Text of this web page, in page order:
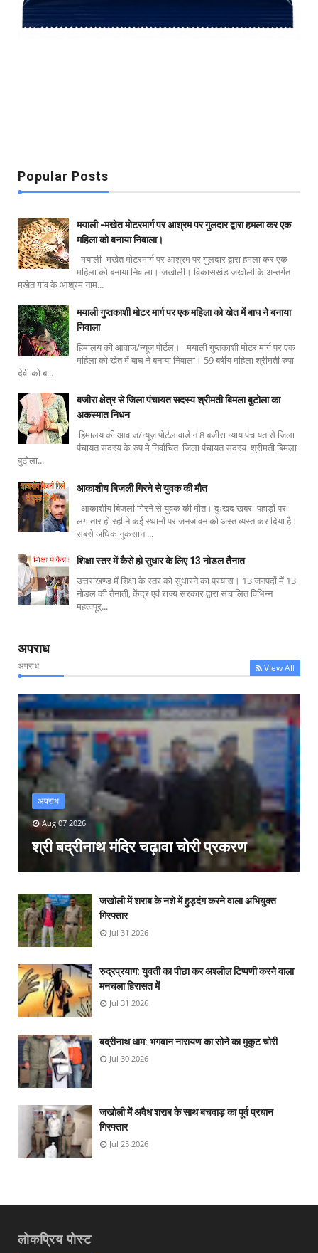
Popular Posts
मयाली -मखेत मोटरमार्ग पर आश्रम पर गुलदार द्वारा हमला कर एक
महिला को बनाया निवाला।
मयाली -मखेत मोटरमार्ग पर आश्रम पर गुलदार द्वारा हमला कर एक
महिला को बनाया निवाला। जखोली। विकासखंड जखोली के अन्तर्गत
मखेत गांव के आश्रम नाम...
मयाली गुप्तकाशी मोटर मार्ग पर एक महिला को खेत में बाघ ने बनाया
निवाला
हिमालय की आवाज/न्यूज पोर्टल। मयाली गुप्तकाशी मोटर मार्ग पर एक
महिला को खेत में बाघ ने बनाया निवाला। 59 बर्षीय महिला श्रीमती रुपा
देवी को ब...
बजीरा क्षेत्र से जिला पंचायत सदस्य श्रीमती बिमला बुटोला का
अकस्मात निधन
हिमालय की आवाज/न्यूज़ पोर्टल वार्ड नं 8 बजीरा न्याय पंचायत से जिला
पंचायत सदस्य के रुप मे निर्वाचित जिला पंचायत सदस्य श्रीमती बिमला
बुटोला...
आकाशीय बिजली गिरने से युवक की मौत
आकाशीय बिजली गिरने से युवक की मौत। दुःखद खबर- पहाड़ों पर
लगातार हो रही ने कई स्थानों पर जनजीवन को अस्त व्यस्त कर दिया है।
सबसे अधिक नुकसान ...
शिक्षा स्तर में कैसे हो सुधार के लिए 13 नोडल तैनात
उत्तराखण्ड में शिक्षा के स्तर को सुधारने का प्रयास। 13 जनपदों में 13
नोडल की तैनाती, केंद्र एवं राज्य सरकार द्वारा संचालित विभिन्न
महत्वपूर्...
अपराध
अपराध View All
अपराध
Aug 07 2026
श्री बद्रीनाथ मंदिर चढ़ावा चोरी प्रकरण
जखोली में शराब के नशे में हुड़दंग करने वाला अभियुक्त
गिरफ्तार
Jul 31 2026
रुद्रप्रयाग: युवती का पीछा कर अश्लील टिप्पणी करने वाला
मनचला हिरासत में
Jul 31 2026
बद्रीनाथ धाम: भगवान नारायण का सोने का मुकुट चोरी
Jul 30 2026
जखोली में अवैध शराब के साथ बचवाड़ का पूर्व प्रधान
गिरफ्तार
Jul 25 2026
लोकप्रिय पोस्ट